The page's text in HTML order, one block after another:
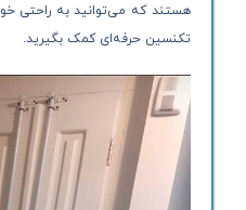
هستند که می‌توانید به راحتی
تکنسین حرفه‌ای کمک بگیرید.